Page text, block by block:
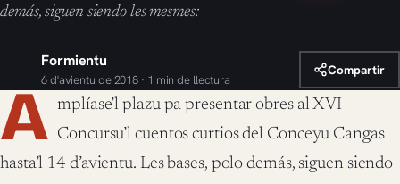
demás, siguen siendo les mesmes:
Formientu
6 d'avientu de 2018 · 1 min de llectura
Compartir
A mplíase’l plazu pa presentar obres al XVI
Concursu’l cuentos curtios del Conceyu Cangas
hasta’l 14 d’avientu. Les bases, polo demás, siguen siendo